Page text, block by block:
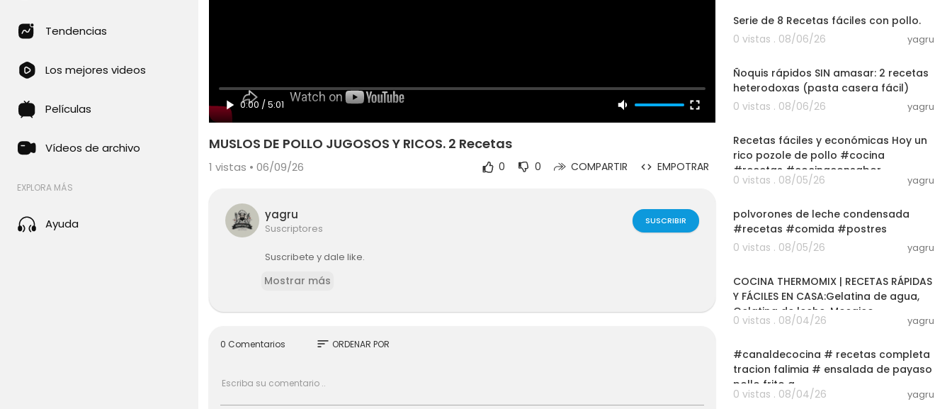
Tendencias
Los mejores videos
Películas
Vídeos de archivo
EXPLORA MÁS
Ayuda
0:00 /5:01
Serie de 8 Recetas fáciles con pollo.
0 vistas . 08/06/26
yagru
Ñoquis rápidos SIN amasar: 2 recetas
heterodoxas (pasta casera fácil)
0 vistas . 08/06/26
yagru
Recetas fáciles y económicas Hoy un
rico pozole de pollo #cocina
#recetas #cocinaconsabor
0 vistas . 08/05/26 yagru
polvorones de leche condensada
#recetas #comida #postres
0 vistas . 08/05/26
yagru
COCINA THERMOMIX | RECETAS RÁPIDAS
Y FÁCILES EN CASA:Gelatina de agua,
Gelatina de leche, Mosaico
0 vistas . 08/04/26 yagru
#canaldecocina # recetas completa
tracion falimia # ensalada de payaso
pollo frito a
0 vistas . 08/04/26 yagru
MUSLOS DE POLLO JUGOSOS Y RICOS. 2 Recetas
1 vistas • 06/09/26 0 0 COMPARTIR EMPOTRAR
yagru
Suscriptores
SUSCRIBIR
Suscribete y dale like.
Mostrar más
0 Comentarios sort ORDENAR POR